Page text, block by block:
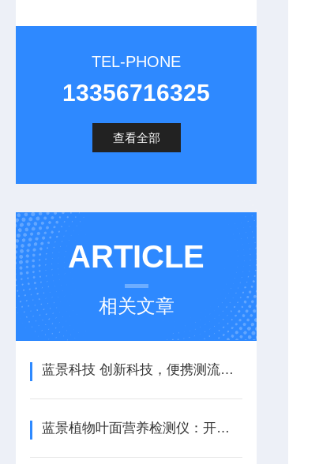
TEL-PHONE
13356716325
查看全部
ARTICLE
相关文章
蓝景科技 创新科技，便携测流新高度 —— 便携手持雷达电波流速仪
蓝景植物叶面营养检测仪：开启植物营养检测新境界